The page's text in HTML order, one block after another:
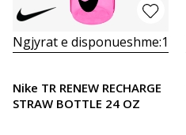
Ngjyrat e disponueshme:1
Nike TR RENEW RECHARGE
STRAW BOTTLE 24 OZ